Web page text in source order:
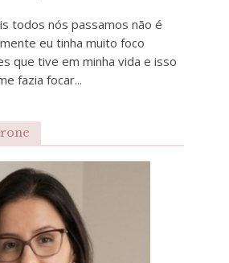
todos nós passamos não é
eu tinha muito foco
que tive em minha vida e isso
fazia focar...